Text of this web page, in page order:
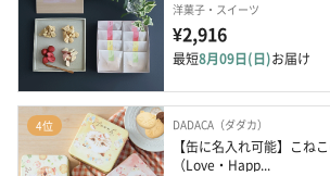
洋菓子・スイーツ
¥2,916
最短8月09日(日)お届け
4位 DADACA（ダダカ）
【缶に名入れ可能】こね
（Love・Happ...